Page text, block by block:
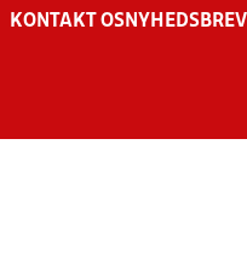
KONTAKT OS NYHEDSBREV